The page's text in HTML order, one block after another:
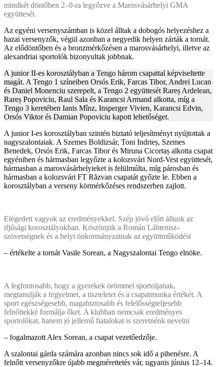
mindkét döntőben 2–0-ra legyőzve a Marosvásárhelyi GMA
együttesét.
Az egyéni versenyszámban is közel álltak a dobogós helyezéshez a
hazai versenyzők, végül azonban a negyedik helyen zárták a tornát.
Az elődöntőben és a bronzmérkőzésen a marosvásárhelyi, illetve az
alexandriai sportolók bizonyultak jobbnak.
A junior II-es korosztályban a Tengo három csapattal képviseltette
magát. A Tengo 1 színeiben Orsós Erik, Farcas Tibor, Andrei Lucan
és Daniel Monenciu szerepelt, a Tengo 2 együttesét Rareș Ardelean,
Rareș Popoviciu, Raul Sala és Karancsi Armand alkotta, míg a
Tengo 3 keretében Ianis Mînz, Insperger Vivien, Karancsi Edvin,
Orsós Viktor és Damian Popoviciu kapott lehetőséget.
A junior I-es korosztályban szintén biztató teljesítményt nyújtottak a
nagyszalontaiak. A Szemes Boldizsár, Toni Indrieș, Szemes
Benedek, Orsós Erik, Farcas Tibor és Miruna Cicortaș alkotta csapat
egyéniben és hármasban legyőzte a kolozsvári Nord-Vest együttesét,
hármasban a marosvásárhelyieket is felülmúlta, míg párosban és
hármasban a kolozsvári FT Răzvan csapatát győzte le. Ebben a
korosztályban a verseny körmérkőzéses rendszerben zajlott.
Elégedett vagyok az eredményekkel. Szép jövő előtt állunk az
ifjúsági korosztályokban. Köszönjük a Román Lábtenisz-
szövetségnek és a helyi önkormányzatnak az együttműködést
– értékelte a tornát Vasile Sorean, a Nagyszalontai Tengo elnöke.
A legfontosabb, hogy a gyerekek örömmel sportoljanak,
megtanulják a fegyelmet, a tiszteletet és a csapatmunka értékét. A
sport egészségesebb, magabiztosabb és felelősségteljesebb
felnőttekké formálja őket. A klubban nemcsak eredményes
sportolókat, hanem jó jellemű fiatalokat is szeretnénk nevelni
– fogalmazott Alex Sorean, a csapat vezetőedzője.
A szalontai gárda számára azonban nincs sok idő a pihenésre. A
felnőtt versenyzőkre újabb megmérettetés vár, ugyanis június 12–14.